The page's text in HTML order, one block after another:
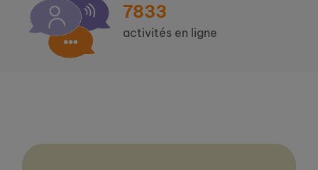
7833
activités en ligne